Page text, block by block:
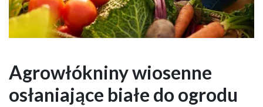
Agrowłókniny wiosenne
osłaniające białe do ogrodu